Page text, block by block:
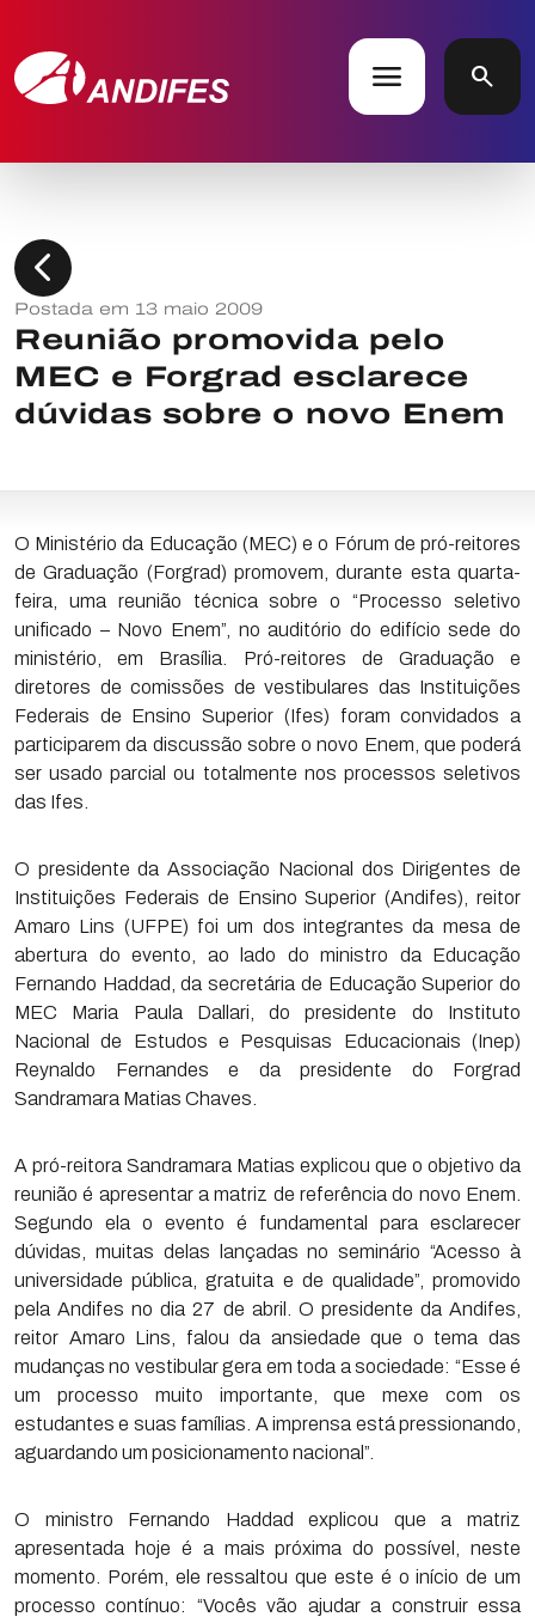
menu search
chevron_left
Postada em 13 maio 2009
Reunião promovida pelo
MEC e Forgrad esclarece
dúvidas sobre o novo Enem
O Ministério da Educação (MEC) e o Fórum de pró-reitores
de Graduação (Forgrad) promovem, durante esta quarta-
feira, uma reunião técnica sobre o “Processo seletivo
unificado – Novo Enem”, no auditório do edifício sede do
ministério, em Brasília. Pró-reitores de Graduação e
diretores de comissões de vestibulares das Instituições
Federais de Ensino Superior (Ifes) foram convidados a
participarem da discussão sobre o novo Enem, que poderá
ser usado parcial ou totalmente nos processos seletivos
das Ifes.
O presidente da Associação Nacional dos Dirigentes de
Instituições Federais de Ensino Superior (Andifes), reitor
Amaro Lins (UFPE) foi um dos integrantes da mesa de
abertura do evento, ao lado do ministro da Educação
Fernando Haddad, da secretária de Educação Superior do
MEC Maria Paula Dallari, do presidente do Instituto
Nacional de Estudos e Pesquisas Educacionais (Inep)
Reynaldo Fernandes e da presidente do Forgrad
Sandramara Matias Chaves.
A pró-reitora Sandramara Matias explicou que o objetivo da
reunião é apresentar a matriz de referência do novo Enem.
Segundo ela o evento é fundamental para esclarecer
dúvidas, muitas delas lançadas no seminário “Acesso à
universidade pública, gratuita e de qualidade”, promovido
pela Andifes no dia 27 de abril. O presidente da Andifes,
reitor Amaro Lins, falou da ansiedade que o tema das
mudanças no vestibular gera em toda a sociedade: “Esse é
um processo muito importante, que mexe com os
estudantes e suas famílias. A imprensa está pressionando,
aguardando um posicionamento nacional”.
O ministro Fernando Haddad explicou que a matriz
apresentada hoje é a mais próxima do possível, neste
momento. Porém, ele ressaltou que este é o início de um
processo contínuo: “Vocês vão ajudar a construir essa